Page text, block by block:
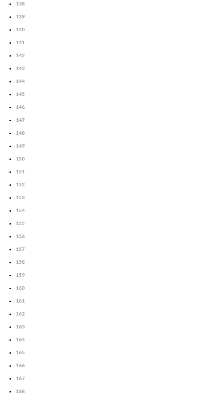
138
139
140
141
142
143
144
145
146
147
148
149
150
151
152
153
154
155
156
157
158
159
160
161
162
163
164
165
166
167
168